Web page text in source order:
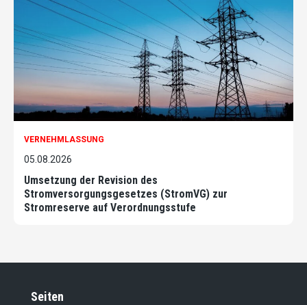
VERNEHMLASSUNG
05.08.2026
Umsetzung der Revision des
Stromversorgungsgesetzes (StromVG) zur
Stromreserve auf Verordnungsstufe
Seiten